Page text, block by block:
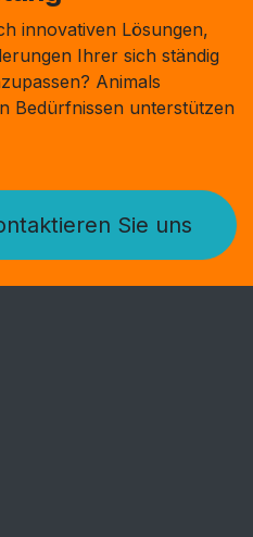
innovativen Lösungen,
Ihrer sich ständig
Animals
Bedürfnissen unterstützen
Sie uns